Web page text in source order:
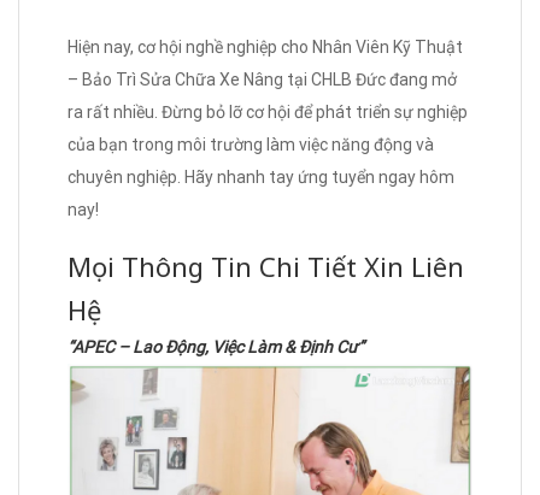
Hiện nay, cơ hội nghề nghiệp cho Nhân Viên Kỹ Thuật
– Bảo Trì Sửa Chữa Xe Nâng tại CHLB Đức đang mở
ra rất nhiều. Đừng bỏ lỡ cơ hội để phát triển sự nghiệp
của bạn trong môi trường làm việc năng động và
chuyên nghiệp. Hãy nhanh tay ứng tuyển ngay hôm
nay!
Mọi Thông Tin Chi Tiết Xin Liên
Hệ
“APEC – Lao Động, Việc Làm & Định Cư”